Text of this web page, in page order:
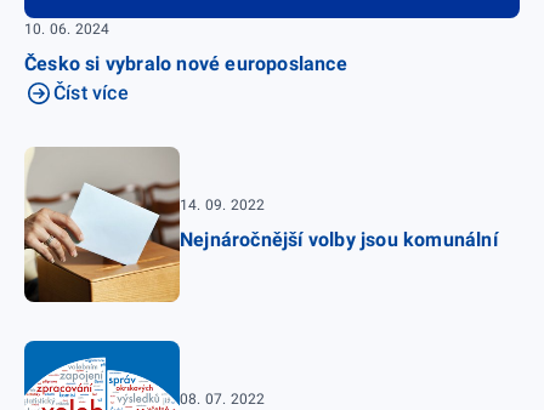
10. 06. 2024
Česko si vybralo nové europoslance
Číst více
14. 09. 2022
Nejnáročnější volby jsou komunální
08. 07. 2022